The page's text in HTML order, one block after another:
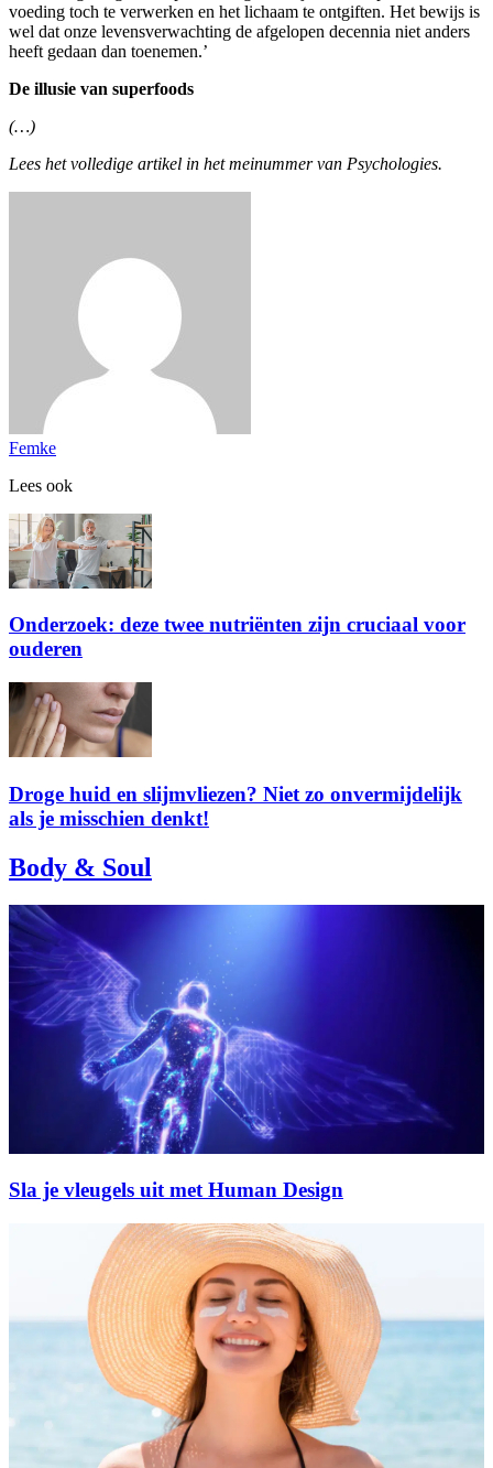
voeding toch te verwerken en het lichaam te ontgiften. Het bewijs is
wel dat onze levensverwachting de afgelopen decennia niet anders
heeft gedaan dan toenemen.’
De illusie van superfoods
(…)
Lees het volledige artikel in het meinummer van Psychologies.
Femke
Lees ook
Onderzoek: deze twee nutriënten zijn cruciaal voor
ouderen
Droge huid en slijmvliezen? Niet zo onvermijdelijk
als je misschien denkt!
Body & Soul
Sla je vleugels uit met Human Design